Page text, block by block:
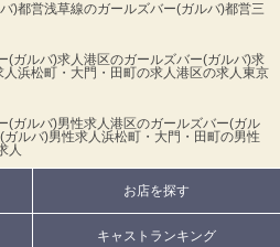
)都営浅草線のガールズバー(ガルバ)都営三
(ガルバ)求人港区のガールズバー(ガルバ)求
人浜松町・大門・田町の求人港区の求人東京
(ガルバ)男性求人港区のガールズバー(ガル
ルバ)男性求人浜松町・大門・田町の男性
人
お店を探す
キャストランキング